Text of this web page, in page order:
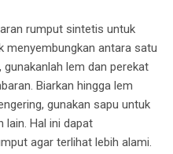
rumput sintetis untuk
menyembungkan antara satu
gunakanlah lem dan perekat
Biarkan hingga lem
gunakan sapu untuk
lain. Hal ini dapat
agar terlihat lebih alami.